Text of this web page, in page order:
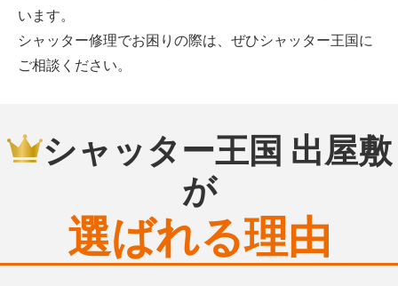
います。
シャッター修理でお困りの際は、ぜひシャッター王国に
ご相談ください。
シャッター王国 出屋敷
が
選ばれる理由